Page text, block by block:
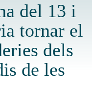
del 13 i
tornar el
dels
de les